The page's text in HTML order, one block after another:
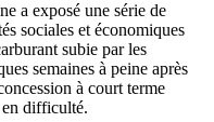
a exposé une série de
sociales et économiques
subie par les
semaines à peine après
à court terme
en difficulté.